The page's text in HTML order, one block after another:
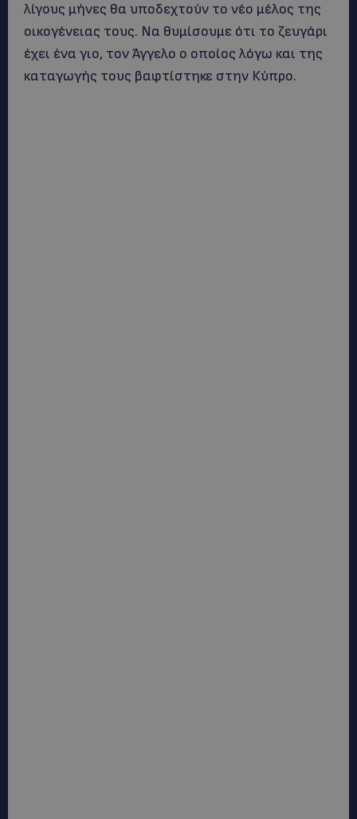
λίγους μήνες θα υποδεχτούν το νέο μέλος της
οικογένειας τους. Να θυμίσουμε ότι το ζευγάρι
έχει ένα γιο, τον Άγγελο ο οποίος λόγω και της
καταγωγής τους βαφτίστηκε στην Κύπρο.